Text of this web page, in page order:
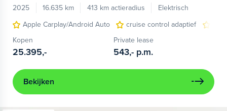
2025
16.635 km 413 km actieradius
Elektrisch
Apple Carplay/Android Auto
cruise control adaptief
Kopen
25.395,-
Private lease
543,- p.m.
Bekijken